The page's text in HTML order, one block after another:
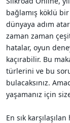
bağlamış köklü
dünyaya adım
zaman zaman
hatalar, oyun
kaçırabilir. Bu
türlerini ve bu
bulacaksınız.
yaşamanız için
En sık